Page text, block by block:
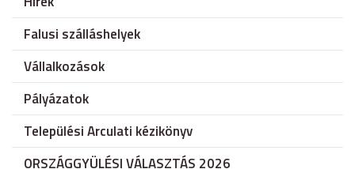
Falusi szálláshelyek
Vállalkozások
Pályázatok
Települési Arculati kézikönyv
ORSZÁGGYÜLÉSI VÁLASZTÁS 2026